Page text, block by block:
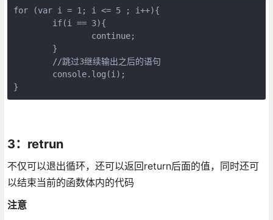
for (var i = 1; i <= 5 ; i++){
}
3：retrun
不仅可以退出循环，还可以返回return后面的值，同时还可
以结束当前的函数体内的代码
注意